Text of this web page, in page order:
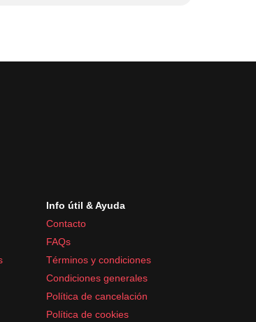
Info útil & Ayuda
Contacto
FAQs
Términos y condiciones
Condiciones generales
Política de cancelación
Política de cookies